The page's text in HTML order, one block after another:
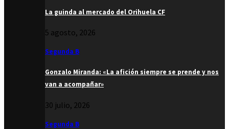
La guinda al mercado del Orihuela CF
5 agosto, 2026
Segunda B
Gonzalo Miranda: «La afición siempre se prende y nos
van a acompañar»
30 julio, 2026
Segunda B